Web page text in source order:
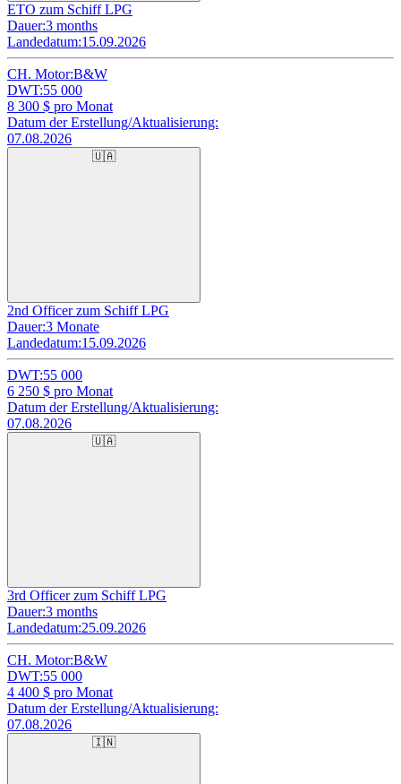
ETO zum Schiff LPG
Dauer:3 months
Landedatum:15.09.2026
CH. Motor:B&W
DWT:55 000
8 300 $ pro Monat
Datum der Erstellung/Aktualisierung:
07.08.2026
🇺🇦
2nd Officer zum Schiff LPG
Dauer:3 Monate
Landedatum:15.09.2026
DWT:55 000
6 250 $ pro Monat
Datum der Erstellung/Aktualisierung:
07.08.2026
🇺🇦
3rd Officer zum Schiff LPG
Dauer:3 months
Landedatum:25.09.2026
CH. Motor:B&W
DWT:55 000
4 400 $ pro Monat
Datum der Erstellung/Aktualisierung:
07.08.2026
🇮🇳